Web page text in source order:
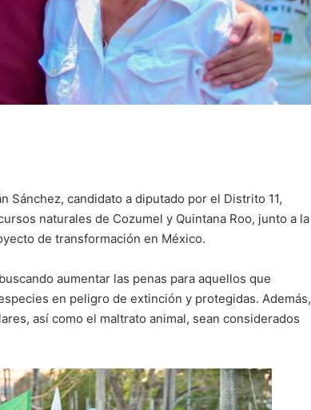
Sánchez, candidato a diputado por el Distrito 11,
naturales de Cozumel y Quintana Roo, junto a la
de transformación en México.
aumentar las penas para aquellos que
en peligro de extinción y protegidas. Además,
así como el maltrato animal, sean considerados